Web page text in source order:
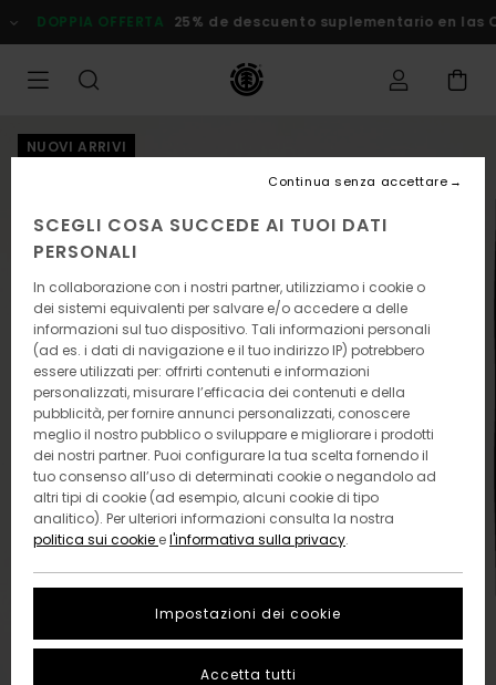
alle
informazioni
prodotto
DOPPIA OFFERTA 25% de descuento suplementario en las
NUOVI ARRIVI
SCEGLI COSA SUCCEDE AI TUOI DATI
PERSONALI
In collaborazione con i nostri partner, utilizziamo i cookie o
dei sistemi equivalenti per salvare e/o accedere a delle
informazioni sul tuo dispositivo. Tali informazioni personali
(ad es. i dati di navigazione e il tuo indirizzo IP) potrebbero
essere utilizzati per: offrirti contenuti e informazioni
personalizzati, misurare l’efficacia dei contenuti e della
pubblicità, per fornire annunci personalizzati, conoscere
meglio il nostro pubblico o sviluppare e migliorare i prodotti
dei nostri partner. Puoi configurare la tua scelta fornendo il
tuo consenso all’uso di determinati cookie o negandolo ad
altri tipi di cookie (ad esempio, alcuni cookie di tipo
analitico). Per ulteriori informazioni consulta la nostra
politica sui cookie el'informativa sulla privacy.
Impostazioni dei cookie
Continua senza accettare
Accetta tutti